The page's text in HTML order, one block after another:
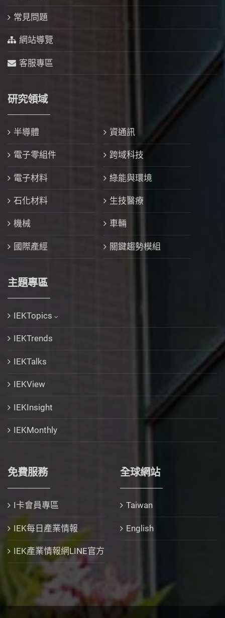
常見問題
網站導覽
客服專區
研究領域
半導體 資通訊
電子零組件 跨域科技
電子材料 綠能與環境
石化材料 生技醫療
機械 車輛
國際產經 關鍵趨勢模組
主題專區
IEKTopics
IEKTrends
IEKTalks
IEKView
IEKInsight
IEKMonthly
免費服務
I卡會員專區
IEK每日產業情報
IEK產業情報網LINE官方
全球網站
Taiwan
English